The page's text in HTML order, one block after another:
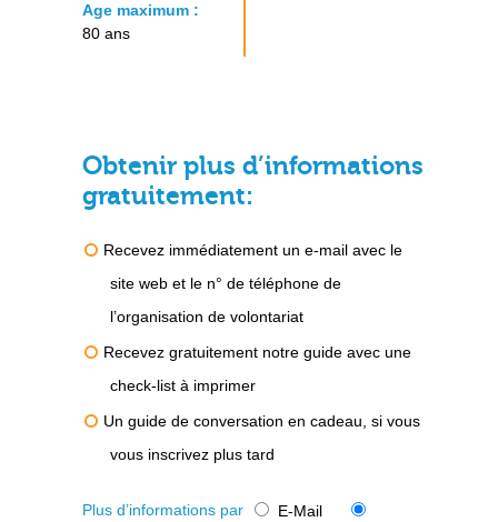
Age maximum :
80 ans
Obtenir plus d’informations
gratuitement:
Recevez immédiatement un e-mail avec le
site web et le n° de téléphone de
l’organisation de volontariat
Recevez gratuitement notre guide avec une
check-list à imprimer
Un guide de conversation en cadeau, si vous
vous inscrivez plus tard
Plus d’informations par
E-Mail